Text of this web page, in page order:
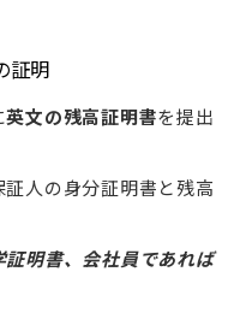
証明
英文の残高証明書を提出
人の身分証明書と残高
明書、会社員であれば